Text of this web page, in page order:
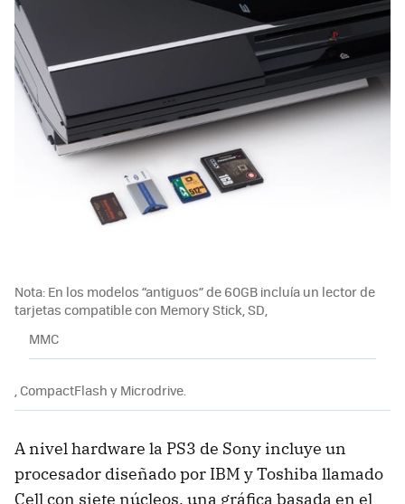
Nota: En los modelos “antiguos” de 60GB incluía un lector de
tarjetas compatible con Memory Stick, SD,
MMC
, CompactFlash y Microdrive.
A nivel hardware la PS3 de Sony incluye un
procesador diseñado por IBM y Toshiba llamado
Cell con siete núcleos, una gráfica basada en el